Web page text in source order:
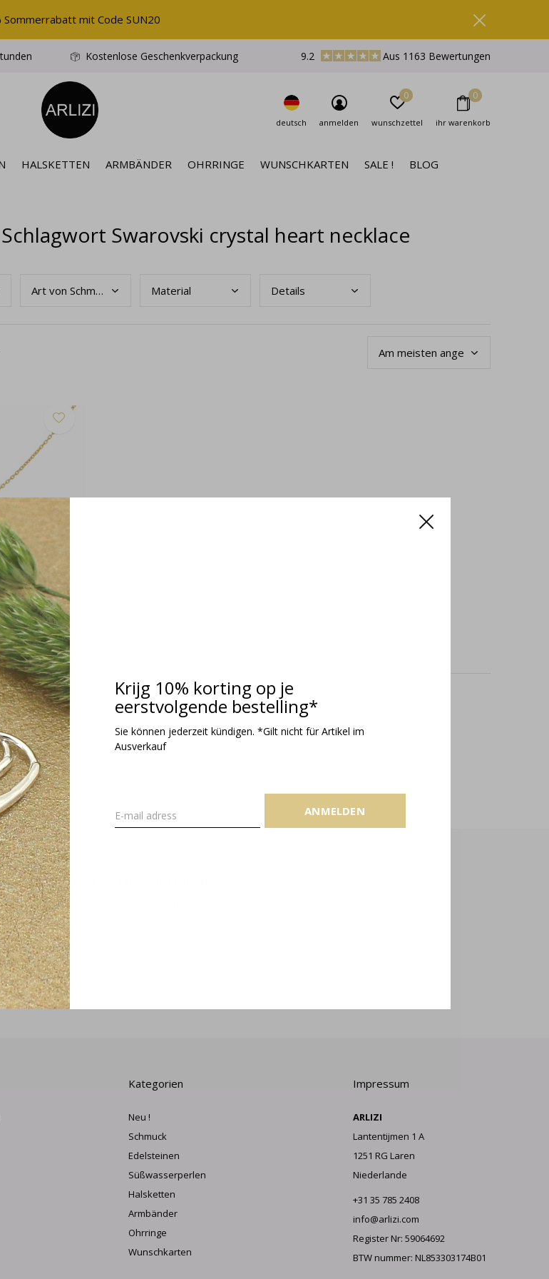
Krijg 10% korting op je
eerstvolgende bestelling*
Sie können jederzeit kündigen. *Gilt nicht für Artikel im
Ausverkauf
ANMELDEN
HALSKETTEN ARMBÄNDER OHRRINGE WUNSCHKARTEN SALE ! BLOG
deutsch anmelden wunschzettel
0
ihr warenkorb
0
Kostenlose Geschenkverpackung 9.2 Aus 1163 Bewertungen
Sommerrabatt mit Code SUN20
Swarovski crystal heart necklace
Art von Schmuck Material Details
Herz
Gesehen 1 der 1 Produkte
für unseren Newsletter an
die neuesten Angebote und Aktionen
Kategorien
Neu !
Schmuck
Edelsteinen
Süßwasserperlen
Halsketten
Armbänder
Ohrringe
Wunschkarten
Impressum
ARLIZI
Lantentijmen 1 A
1251 RG Laren
Niederlande
+31 35 785 2408
info@arlizi.com
Register Nr: 59064692
BTW nummer: NL853303174B01